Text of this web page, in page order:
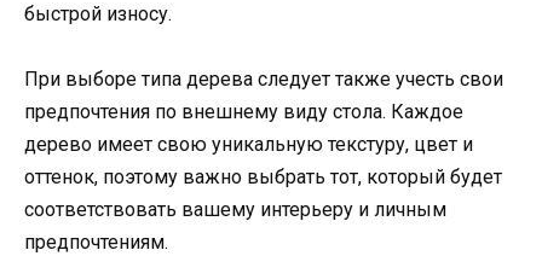
быстрой износу.
При выборе типа дерева следует также учесть свои
предпочтения по внешнему виду стола. Каждое
дерево имеет свою уникальную текстуру, цвет и
оттенок, поэтому важно выбрать тот, который будет
соответствовать вашему интерьеру и личным
предпочтениям.